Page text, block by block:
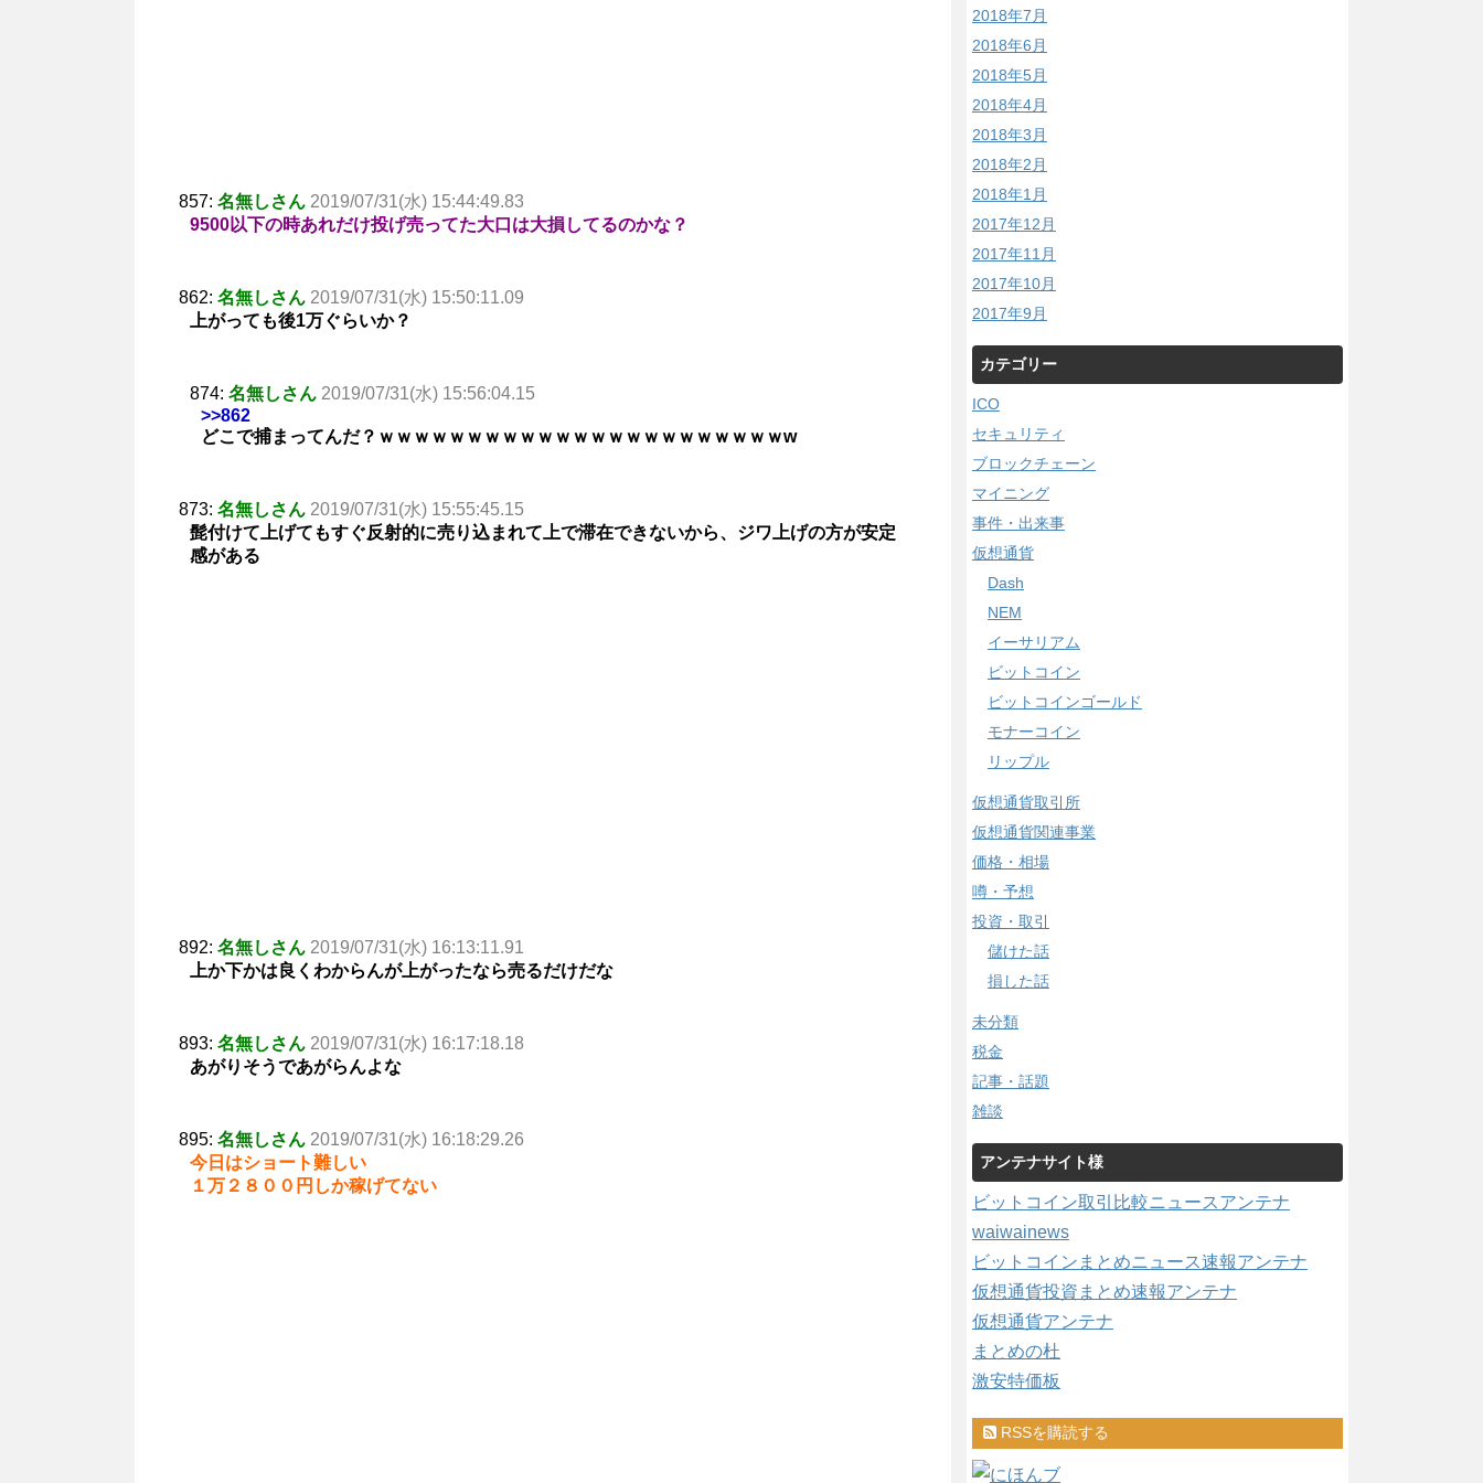
857: 名無しさん 2019/07/31(水) 15:44:49.83
9500以下の時あれだけ投げ売ってた大口は大損してるのかな？
862: 名無しさん 2019/07/31(水) 15:50:11.09
上がっても後1万ぐらいか？
874: 名無しさん 2019/07/31(水) 15:56:04.15
>>862
どこで捕まってんだ？ｗｗｗｗｗｗｗｗｗｗｗｗｗｗｗｗｗｗｗｗｗｗｗw
873: 名無しさん 2019/07/31(水) 15:55:45.15
髭付けて上げてもすぐ反射的に売り込まれて上で滞在できないから、ジワ上げの方が安定
感がある
892: 名無しさん 2019/07/31(水) 16:13:11.91
上か下かは良くわからんが上がったなら売るだけだな
893: 名無しさん 2019/07/31(水) 16:17:18.18
あがりそうであがらんよな
895: 名無しさん 2019/07/31(水) 16:18:29.26
今日はショート難しい
１万２８００円しか稼げてない
2018年7月
2018年6月
2018年5月
2018年4月
2018年3月
2018年2月
2018年1月
2017年12月
2017年11月
2017年10月
2017年9月
カテゴリー
ICO
セキュリティ
ブロックチェーン
マイニング
事件・出来事
仮想通貨
Dash
NEM
イーサリアム
ビットコイン
ビットコインゴールド
モナーコイン
リップル
仮想通貨取引所
仮想通貨関連事業
価格・相場
噂・予想
投資・取引
儲けた話
損した話
未分類
税金
記事・話題
雑談
アンテナサイト様
ビットコイン取引比較ニュースアンテナ
waiwainews
ビットコインまとめニュース速報アンテナ
仮想通貨投資まとめ速報アンテナ
仮想通貨アンテナ
まとめの杜
激安特価板
RSSを購読する